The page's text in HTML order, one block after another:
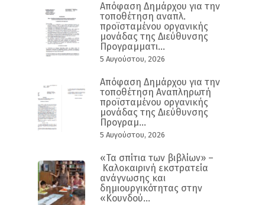
Απόφαση Δημάρχου για την
τοποθέτηση αναπλ.
προϊσταμένου οργανικής
μονάδας της Διεύθυνσης
Προγραμματι...
5 Αυγούστου, 2026
Απόφαση Δημάρχου για την
τοποθέτηση Αναπληρωτή
προϊσταμένου οργανικής
μονάδας της Διεύθυνσης
Προγραμ...
5 Αυγούστου, 2026
«Τα σπίτια των βιβλίων» –
Καλοκαιρινή εκστρατεία
ανάγνωσης και
δημιουργικότητας στην
«Κουνδού...